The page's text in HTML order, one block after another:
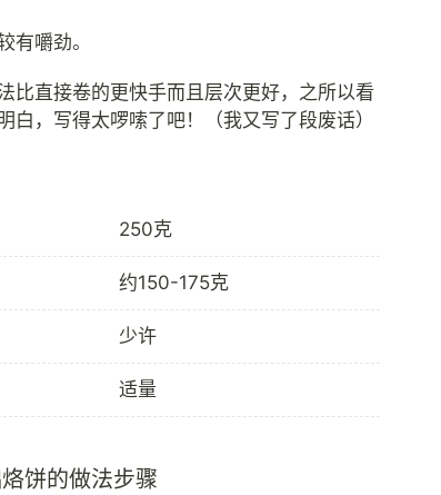
有嚼劲。
比直接卷的更快手而且层次更好，之所以看
250克
约150-175克
少许
适量
饼的做法步骤